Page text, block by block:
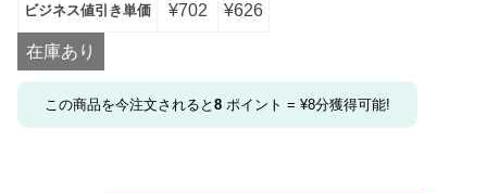
ビジネス値引き単価 ¥702 ¥626
在庫あり
この商品を今注文されると 8 ポイント = ¥8分獲得可能!